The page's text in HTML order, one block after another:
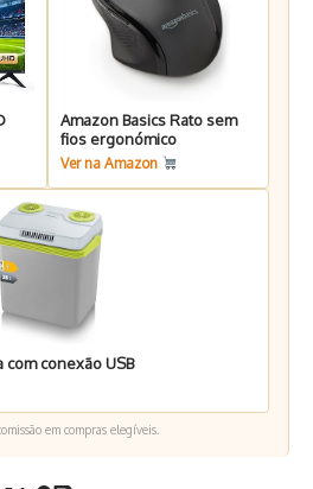
Amazon Basics Rato sem
fios ergonómico
Ver na Amazon
conexão USB
em compras elegíveis.